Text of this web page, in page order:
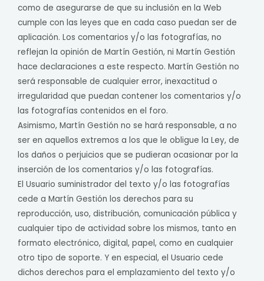
como de asegurarse de que su inclusión en la Web
cumple con las leyes que en cada caso puedan ser de
aplicación. Los comentarios y/o las fotografías, no
reflejan la opinión de Martín Gestión, ni Martín Gestión
hace declaraciones a este respecto. Martín Gestión no
será responsable de cualquier error, inexactitud o
irregularidad que puedan contener los comentarios y/o
las fotografías contenidos en el foro.
Asimismo, Martín Gestión no se hará responsable, a no
ser en aquellos extremos a los que le obligue la Ley, de
los daños o perjuicios que se pudieran ocasionar por la
inserción de los comentarios y/o las fotografías.
El Usuario suministrador del texto y/o las fotografías
cede a Martín Gestión los derechos para su
reproducción, uso, distribución, comunicación pública y
cualquier tipo de actividad sobre los mismos, tanto en
formato electrónico, digital, papel, como en cualquier
otro tipo de soporte. Y en especial, el Usuario cede
dichos derechos para el emplazamiento del texto y/o